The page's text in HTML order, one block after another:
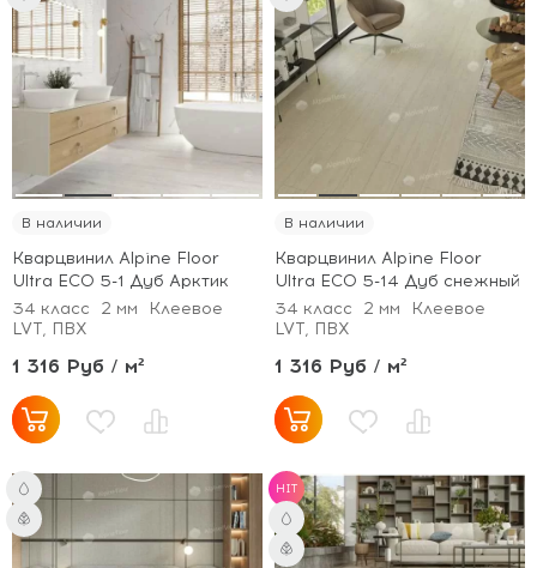
В наличии
Кварцвинил Alpine Floor
Ultra ECO 5-1 Дуб Арктик
34 класс
2 мм
Клеевое
LVT, ПВХ
1 316 Руб / м²
В наличии
Кварцвинил Alpine Floor
Ultra ECO 5-14 Дуб снежный
34 класс
2 мм
Клеевое
LVT, ПВХ
1 316 Руб / м²
HIT